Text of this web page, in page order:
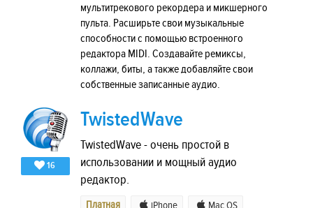
мультитрекового рекордера и микшерного
пульта. Расширьте свои музыкальные
способности с помощью встроенного
редактора MIDI. Создавайте ремиксы,
коллажи, биты, а также добавляйте свои
собственные записанные аудио.
16
TwistedWave
TwistedWave - очень простой в
использовании и мощный аудио
редактор.
Платная